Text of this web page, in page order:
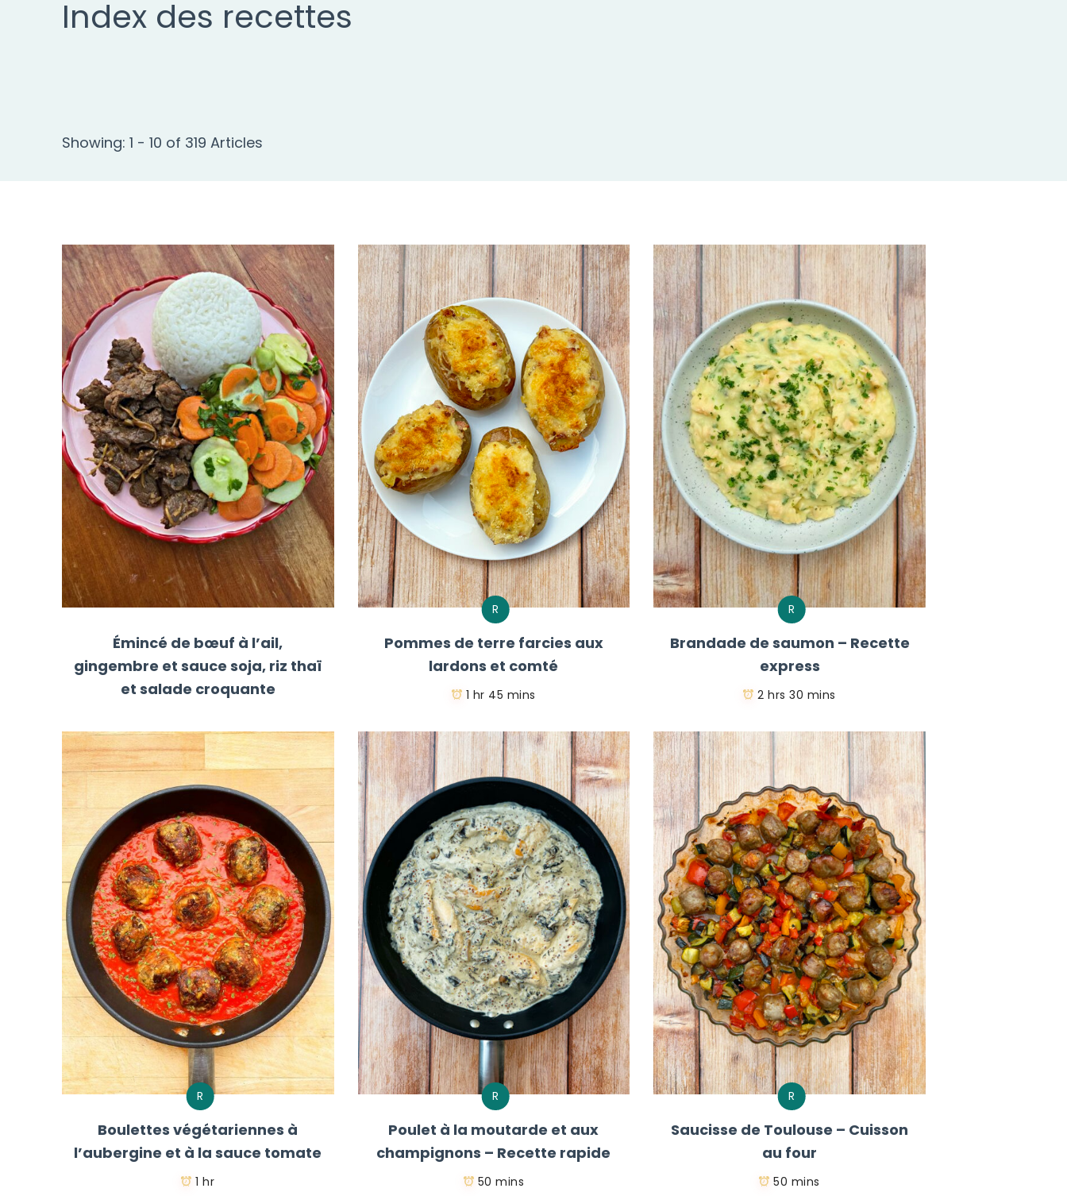
Index des recettes
Showing: 1 - 10 of 319 Articles
Émincé de bœuf à l’ail,
gingembre et sauce soja, riz thaï
et salade croquante
R
Pommes de terre farcies aux
lardons et comté
1 hr 45 mins
R
Brandade de saumon – Recette
express
2 hrs 30 mins
R
Boulettes végétariennes à
l’aubergine et à la sauce tomate
1 hr
R
Poulet à la moutarde et aux
champignons – Recette rapide
50 mins
R
Saucisse de Toulouse – Cuisson
au four
50 mins